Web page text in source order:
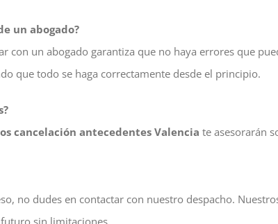
un abogado?
con un abogado garantiza que no haya errores que
que todo se haga correctamente desde el principio.
cancelación antecedentes Valencia te asesorarán
no dudes en contactar con nuestro despacho.
sin limitaciones.